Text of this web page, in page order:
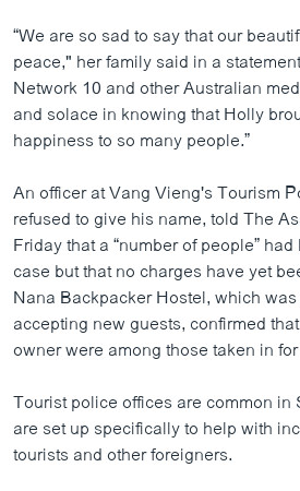
“We are so sad to say that our
peace," her family said in a
Network 10 and other Australian
and solace in knowing that Holly
happiness to so many people.”
An officer at Vang Vieng's Tourism
refused to give his name, told The
Friday that a “number of people”
case but that no charges have yet
Nana Backpacker Hostel, which
accepting new guests, confirmed
owner were among those taken in
Tourist police offices are common in
are set up specifically to help with
tourists and other foreigners.